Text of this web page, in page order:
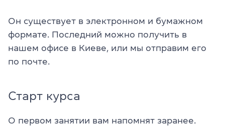
Он существует в электронном и бумажном
формате. Последний можно получить в
нашем офисе в Киеве, или мы отправим его
по почте.
Старт курса
О первом занятии вам напомнят заранее.